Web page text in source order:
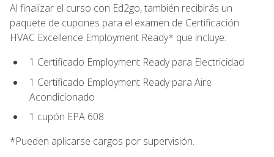
Al finalizar el curso con Ed2go, también recibirás un
paquete de cupones para el examen de Certificación
HVAC Excellence Employment Ready* que incluye:
1 Certificado Employment Ready para Electricidad
1 Certificado Employment Ready para Aire
Acondicionado
1 cupón EPA 608
*Pueden aplicarse cargos por supervisión.